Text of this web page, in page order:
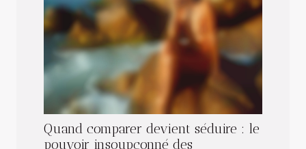
Quand comparer devient séduire : le
pouvoir insoupçonné des